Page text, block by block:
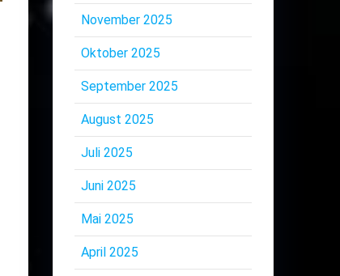
November 2025
Oktober 2025
September 2025
August 2025
Juli 2025
Juni 2025
Mai 2025
April 2025